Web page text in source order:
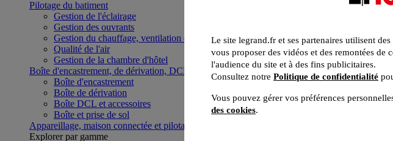
Pilotage du batiment
Gestion de l'éclairage
Gestion des ouvrants
Gestion du chauffage, ventilation et climatisation
Qualité de l'air
Gestion de la chambre d'hôtel
Boîte d'encastrement, de dérivation, DCL et boîte de sol
Boîte d'encastrement
Boîte de dérivation
Boîte DCL et accessoires
Boîte et prise de sol
Appareillage, maison connectée et pilotage du bâtiment
Explorer par gamme
Le site legrand.fr et ses partenaires utilisent
vous proposer des vidéos et des remontées de
l'audience du site et à des fins publicitaires.
Consultez notre Politique de confidentialité
Vous pouvez gérer vos préférences
des cookies.